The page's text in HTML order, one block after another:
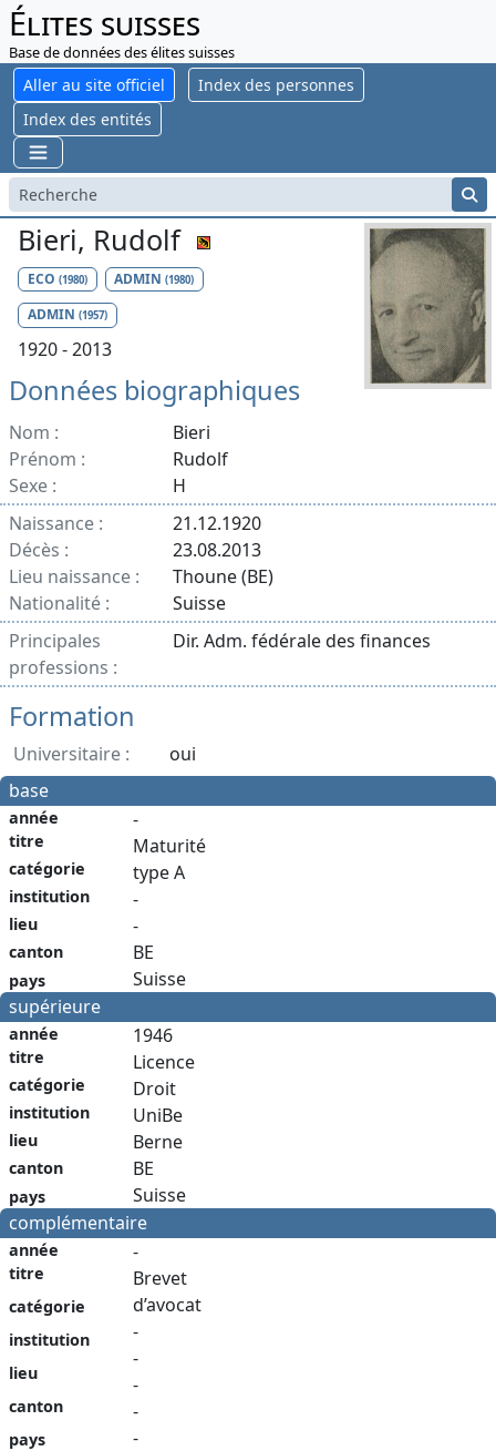
Élites suisses
Base de données des élites suisses
Aller au site officiel
Index des personnes
Index des entités
Bieri, Rudolf
ECO (1980) ADMIN(1980)
ADMIN (1957)
1920 - 2013
Données biographiques
Nom :
Bieri
Prénom :
Rudolf
Sexe :
H
Naissance :
21.12.1920
Décès :
23.08.2013
Lieu naissance :
Thoune (BE)
Nationalité :
Suisse
Principales
professions :
Dir. Adm. fédérale des finances
Formation
Universitaire :
oui
base
année
titre
catégorie
institution
lieu
canton
pays
-
Maturité
type A
-
-
BE
Suisse
supérieure
année
titre
catégorie
institution
lieu
canton
pays
1946
Licence
Droit
UniBe
Berne
BE
Suisse
complémentaire
année
titre
catégorie
institution
lieu
canton
pays
-
Brevet
d’avocat
-
-
-
-
-